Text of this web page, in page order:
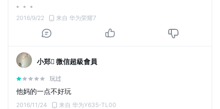
。。。
2016/9/22 来自 华为荣耀7
小郑 微信超級會員
玩过
他妈的一点不好玩
2016/11/24 来自 华为Y635-TL00